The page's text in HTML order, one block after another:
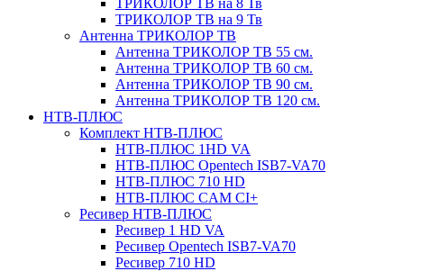
ТРИКОЛОР ТВ на 8 Тв
ТРИКОЛОР ТВ на 9 Тв
Антенна ТРИКОЛОР ТВ
Антенна ТРИКОЛОР ТВ 55 см.
Антенна ТРИКОЛОР ТВ 60 см.
Антенна ТРИКОЛОР ТВ 90 см.
Антенна ТРИКОЛОР ТВ 120 см.
НТВ-ПЛЮС
Комплект НТВ-ПЛЮС
НТВ-ПЛЮС 1HD VA
НТВ-ПЛЮС Opentech ISB7-VA70
НТВ-ПЛЮС 710 HD
НТВ-ПЛЮС CAM CI+
Ресивер НТВ-ПЛЮС
Ресивер 1 HD VA
Ресивер Opentech ISB7-VA70
Ресивер 710 HD